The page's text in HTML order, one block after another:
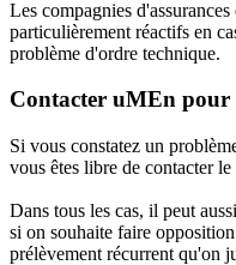
Les compagnies
particulièrement réactifs en
problème d'ordre technique.
Contacter uMEn
Si vous constatez un
vous êtes libre de contacter
Dans tous les cas, il peut
si on souhaite faire
prélèvement récurrent qu'on